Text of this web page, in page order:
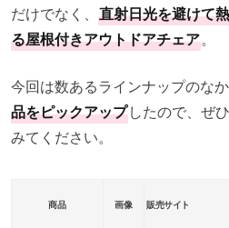
だけでなく、 直射日光を避けて
る屋根付きアウトドアチェア。
今回は数あるラインナップのな
品をピックアップしたので、ぜ
みてください。
商品 画像 販売サイト